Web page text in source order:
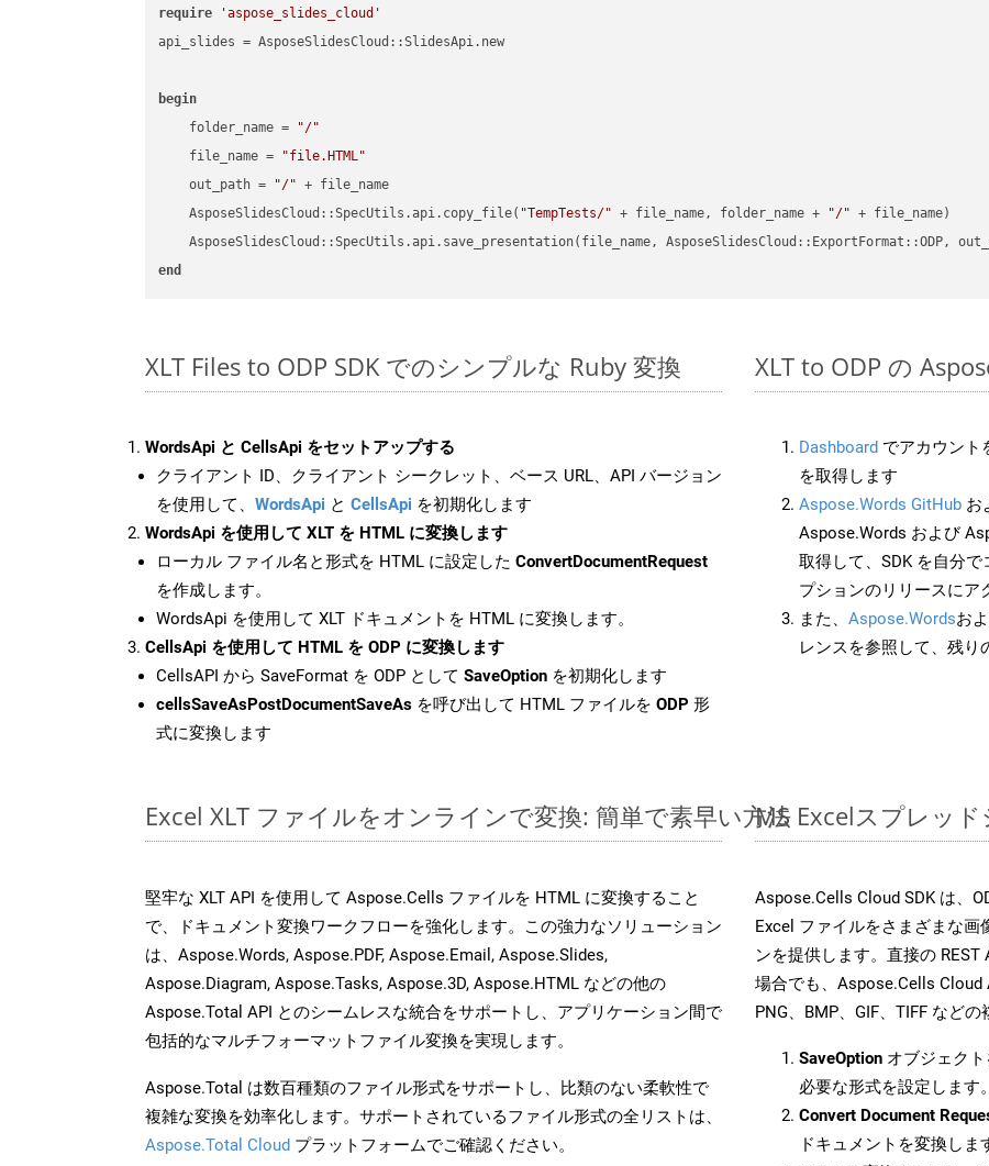
require
'aspose_slides_cloud'
api_slides = AsposeSlidesCloud::SlidesApi.new
begin
    folder_name =
"/"
    file_name =
"file.HTML"
    out_path =
"/" + file_name
    AsposeSlidesCloud::SpecUtils.api.copy_file(
"TempTests/" + file_name, folder_name + "/" + file_name)
AsposeSlidesCloud::SpecUtils.api.save_presentation(file_name, AsposeSlidesCloud::ExportFormat::ODP,
end
XLT Files to ODP SDK でのシンプルな Ruby 変換
WordsApi と CellsApi をセットアップする
クライアント ID、クライアント シークレット、ベース URL、API バージョン
を使用して、 WordsApi と CellsApi を初期化します
WordsApi を使用して XLT を HTML に変換します
ローカル ファイル名と形式を HTML に設定した ConvertDocumentRequest
を作成します。
WordsApi を使用して XLT ドキュメントを HTML に変換します。
CellsApi を使用して HTML を ODP に変換します
CellsAPI から SaveFormat を ODP として SaveOption を初期化します
cellsSaveAsPostDocumentSaveAs を呼び出して HTML ファイルを ODP 形
式に変換します
XLT to ODP の
Dashboard でアカウント
を取得します
Aspose.Words GitHub お
Aspose.Words および
取得して、SDK を自分
プションのリリースにア
また、 Aspose.Wordsお
レンスを参照して、残り
Excel XLT ファイルをオンラインで変換: 簡単で素早い方法
堅牢な XLT API を使用して Aspose.Cells ファイルを HTML に変換すること
で、ドキュメント変換ワークフローを強化します。この強力なソリューション
は、Aspose.Words, Aspose.PDF, Aspose.Email, Aspose.Slides,
Aspose.Diagram, Aspose.Tasks, Aspose.3D, Aspose.HTML などの他の
Aspose.Total API とのシームレスな統合をサポートし、アプリケーション間で
包括的なマルチフォーマットファイル変換を実現します。
Aspose.Total は数百種類のファイル形式をサポートし、比類のない柔軟性で
複雑な変換を効率化します。サポートされているファイル形式の全リストは、
Aspose.Total Cloud プラットフォームでご確認ください。
MS Excelスプレッ
Aspose.Cells Cloud SDK は、
Excel ファイルをさまざまな画
ンを提供します。直接の
場合でも、Aspose.Cells Cloud
PNG、BMP、GIF、TIFF など
SaveOption オブジェクト
必要な形式を設定します。
Convert Document
ドキュメントを変換しま